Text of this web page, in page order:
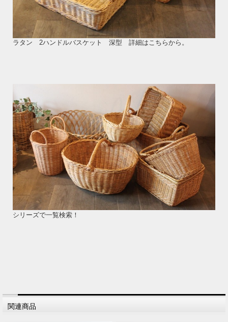
ラタン 2ハンドルバスケット 深型 詳細はこちらから。
シリーズで一覧検索！
関連商品